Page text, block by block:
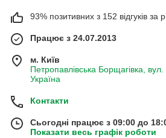
93% позитивних з 152 відгуків за
Працює з 24.07.2013
м. Київ
Петропавлівська Борщагівка, вул.
Україна
Контакти
Сьогодні працює з 09:00 до
Показати весь графік роботи